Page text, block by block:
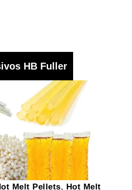
HB Fuller
Melt Pellets, Hot Melt